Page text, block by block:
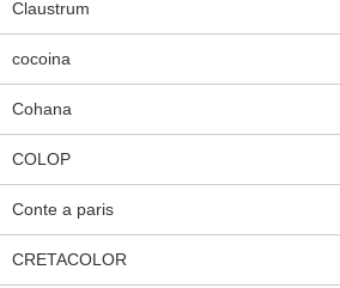
Claustrum
cocoina
Cohana
COLOP
Conte a paris
CRETACOLOR